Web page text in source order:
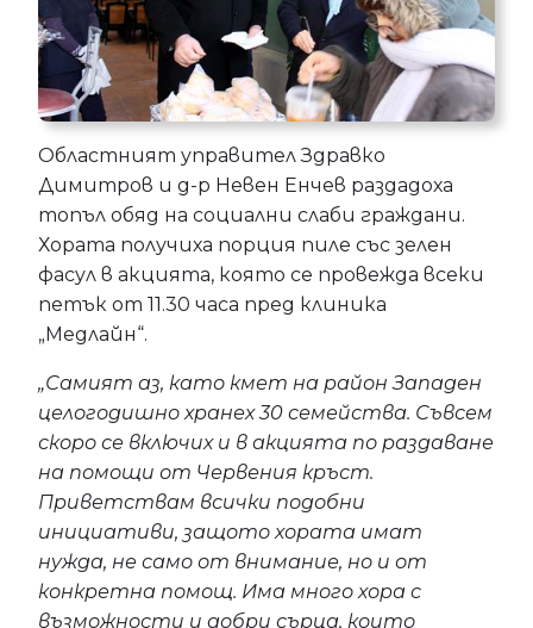
Областният управител Здравко
Димитров и д-р Невен Енчев раздадоха
топъл обяд на социални слаби граждани.
Хората получиха порция пиле със зелен
фасул в акцията, която се провежда всеки
петък от 11.30 часа пред клиника
„Медлайн“.
„Самият аз, като кмет на район Западен
целогодишно хранех 30 семейства. Съвсем
скоро се включих и в акцията по раздаване
на помощи от Червения кръст.
Приветствам всички подобни
инициативи, защото хората имат
нужда, не само от внимание, но и от
конкретна помощ. Има много хора с
възможности и добри сърца, които